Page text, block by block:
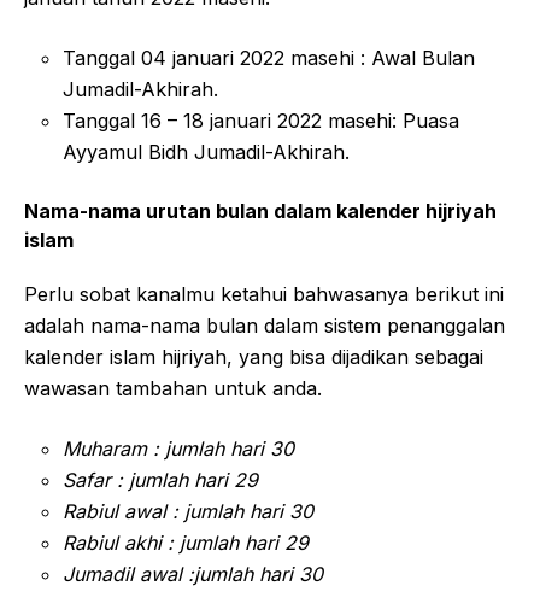
Tanggal 04 januari 2022 masehi : Awal Bulan
Jumadil-Akhirah.
Tanggal 16 – 18 januari 2022 masehi: Puasa
Ayyamul Bidh Jumadil-Akhirah.
Nama-nama urutan bulan dalam kalender hijriyah
islam
Perlu sobat kanalmu ketahui bahwasanya berikut ini
adalah nama-nama bulan dalam sistem penanggalan
kalender islam hijriyah, yang bisa dijadikan sebagai
wawasan tambahan untuk anda.
Muharam : jumlah hari 30
Safar : jumlah hari 29
Rabiul awal : jumlah hari 30
Rabiul akhi : jumlah hari 29
Jumadil awal :jumlah hari 30